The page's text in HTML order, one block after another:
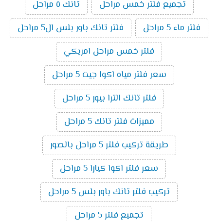
تجميع فلتر خمس مراحل
تانك ٥ مراحل
فلتر ماء 5 مراحل
فلتر تانك باور بلس ال5 مراحل
فلتر خمس مراحل امريكي
سعر فلتر مياه اكوا جيت 5 مراحل
فلتر تانك الترا بيور 5 مراحل
مميزات فلتر تانك 5 مراحل
طريقة تركيب فلتر 5 مراحل بالصور
سعر فلتر اكوا كيارا 5 مراحل
تركيب فلتر تانك باور بلس 5 مراحل
تجميع فلتر 5 مراحل